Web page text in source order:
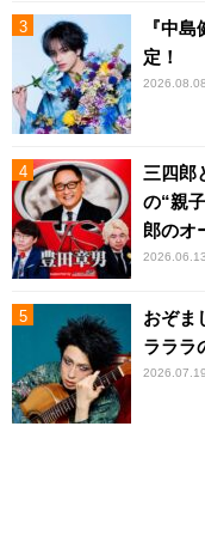
『中
定！
2026.08.08
三四郎
の“親
郎のオ
2026.06.13
おぞま
ラララ
2026.07.19